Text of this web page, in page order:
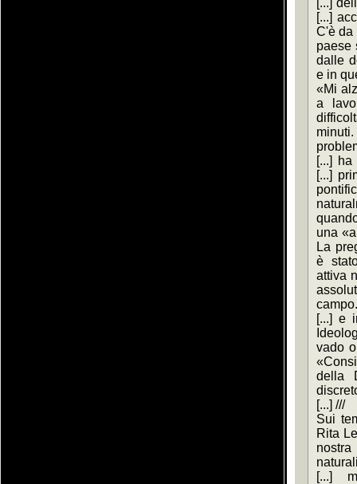
[...]
C'è da
paese
dalle
e in
«Mi
a
[...]
[...]
una
La
è
attiva
[...] e
vado
della
[...] ///
Sui
Rita
[...]